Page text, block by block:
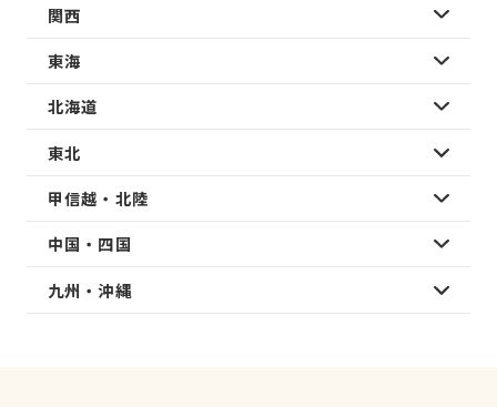
関西
東海
北海道
東北
甲信越・北陸
中国・四国
九州・沖縄